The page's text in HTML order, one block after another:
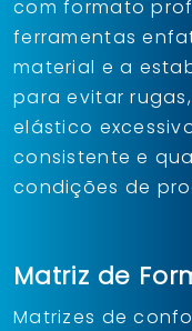
com formato
ferramentas
material e a
para evitar
elástico
consistente e
condições de
Matriz de
Matrizes de